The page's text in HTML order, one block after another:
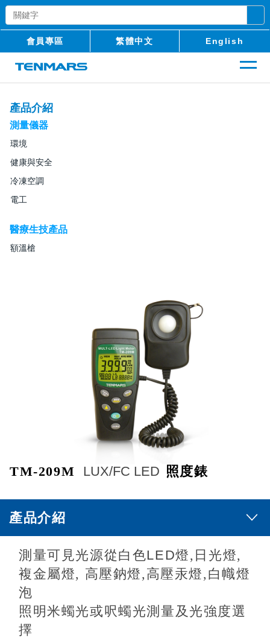
會員專區 繁體中文 English
產品介紹
測量儀器
環境
健康與安全
冷凍空調
電工
醫療生技產品
額溫槍
TM-209M LUX/FC LED 照度錶
產品介紹
測量可見光源從白色LED燈,日光燈,
複金屬燈, 高壓鈉燈,高壓汞燈,白幟燈
泡
照明米蠋光或呎蠋光測量及光強度選
擇